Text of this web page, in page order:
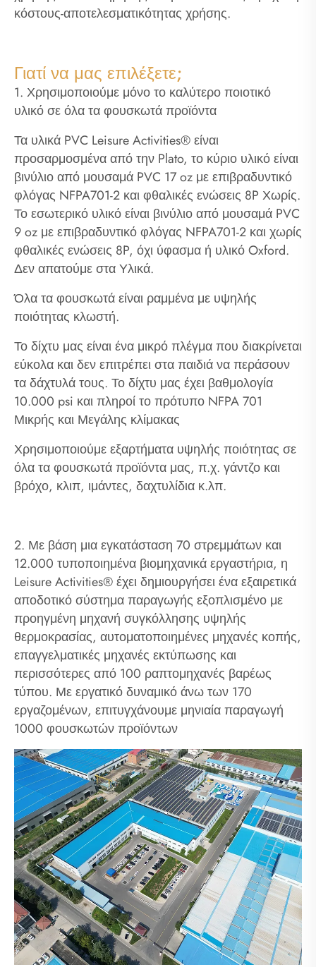
κόστους-αποτελεσματικότητας χρήσης.
Γιατί να μας επιλέξετε;
1. Χρησιμοποιούμε μόνο το καλύτερο ποιοτικό
υλικό σε όλα τα φουσκωτά προϊόντα
Τα υλικά PVC Leisure Activities® είναι
προσαρμοσμένα από την Plato, το κύριο υλικό είναι
βινύλιο από μουσαμά PVC 17 oz με επιβραδυντικό
φλόγας NFPA701-2 και φθαλικές ενώσεις 8P Χωρίς.
Το εσωτερικό υλικό είναι βινύλιο από μουσαμά PVC
9 oz με επιβραδυντικό φλόγας NFPA701-2 και χωρίς
φθαλικές ενώσεις 8P, όχι ύφασμα ή υλικό Oxford.
Δεν απατούμε στα Υλικά.
Όλα τα φουσκωτά είναι ραμμένα με υψηλής
ποιότητας κλωστή.
Το δίχτυ μας είναι ένα μικρό πλέγμα που διακρίνεται
εύκολα και δεν επιτρέπει στα παιδιά να περάσουν
τα δάχτυλά τους. Το δίχτυ μας έχει βαθμολογία
10.000 psi και πληροί το πρότυπο NFPA 701
Μικρής και Μεγάλης κλίμακας
Χρησιμοποιούμε εξαρτήματα υψηλής ποιότητας σε
όλα τα φουσκωτά προϊόντα μας, π.χ. γάντζο και
βρόχο, κλιπ, ιμάντες, δαχτυλίδια κ.λπ.
2. Με βάση μια εγκατάσταση 70 στρεμμάτων και
12.000 τυποποιημένα βιομηχανικά εργαστήρια, η
Leisure Activities® έχει δημιουργήσει ένα εξαιρετικά
αποδοτικό σύστημα παραγωγής εξοπλισμένο με
προηγμένη μηχανή συγκόλλησης υψηλής
θερμοκρασίας, αυτοματοποιημένες μηχανές κοπής,
επαγγελματικές μηχανές εκτύπωσης και
περισσότερες από 100 ραπτομηχανές βαρέως
τύπου. Με εργατικό δυναμικό άνω των 170
εργαζομένων, επιτυγχάνουμε μηνιαία παραγωγή
1000 φουσκωτών προϊόντων